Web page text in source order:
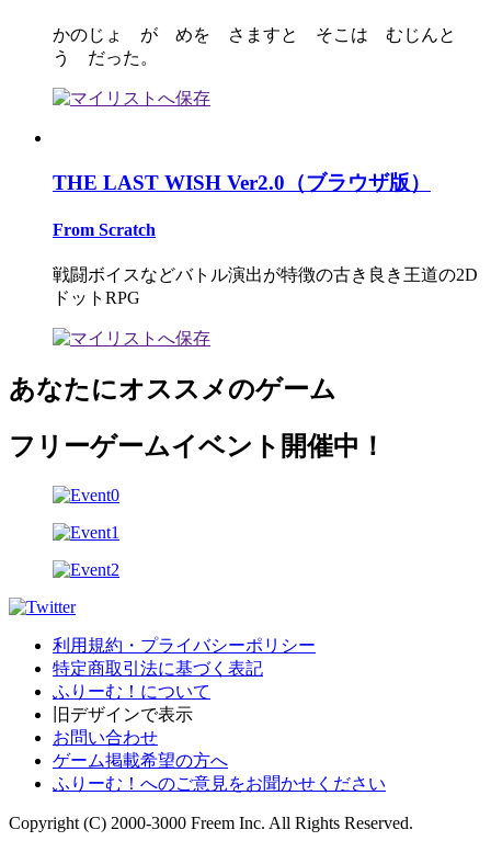
かのじょ が めを さますと そこは むじんと
う だった。
THE LAST WISH Ver2.0（ブラウザ版）
From Scratch
戦闘ボイスなどバトル演出が特徴の古き良き王道の2D
ドットRPG
あなたにオススメのゲーム
フリーゲームイベント開催中！
利用規約・プライバシーポリシー
特定商取引法に基づく表記
ふりーむ！について
旧デザインで表示
お問い合わせ
ゲーム掲載希望の方へ
ふりーむ！へのご意見をお聞かせください
Copyright (C) 2000-3000 Freem Inc. All Rights Reserved.